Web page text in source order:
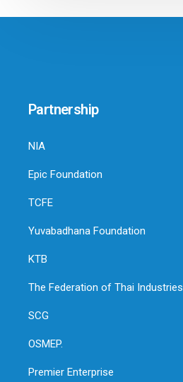
Partnership
NIA
Epic Foundation
TCFE
Yuvabadhana Foundation
KTB
The Federation of Thai Industries
SCG
OSMEP.
Premier Enterprise